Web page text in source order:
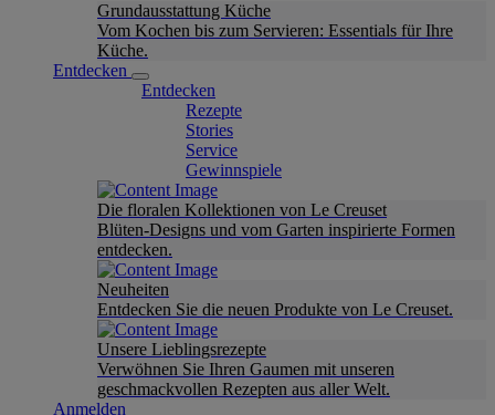
Grundausstattung Küche
Vom Kochen bis zum Servieren: Essentials für Ihre
Küche.
Entdecken
Entdecken
Rezepte
Stories
Service
Gewinnspiele
Die floralen Kollektionen von Le Creuset
Blüten-Designs und vom Garten inspirierte Formen
entdecken.
Neuheiten
Entdecken Sie die neuen Produkte von Le Creuset.
Unsere Lieblingsrezepte
Verwöhnen Sie Ihren Gaumen mit unseren
geschmackvollen Rezepten aus aller Welt.
Anmelden